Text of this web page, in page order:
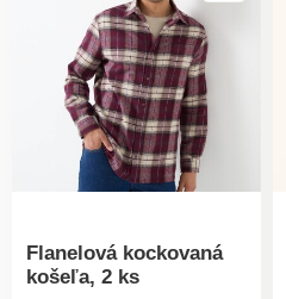
lem. Možno prať v
práčke.
Flanelová kockovaná
košeľa, 2 ks